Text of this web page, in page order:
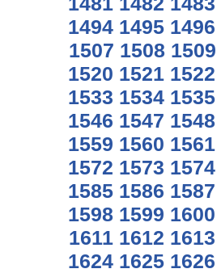
1494 1495 1496
1507 1508 1509
1520 1521 1522
1533 1534 1535
1546 1547 1548
1559 1560 1561
1572 1573 1574
1585 1586 1587
1598 1599 1600
1611 1612 1613
1624 1625 1626